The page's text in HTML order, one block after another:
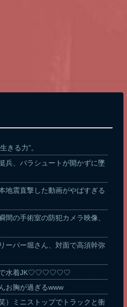
きる力”。
兵、パラシュートが開かずに墜
地震直撃した動画がやばすぎる
間の手術室の防犯カメラ映像、
ーパー堀さん、対面で高須幹弥
で水着JK♡♡♡♡♡♡
お胸が過ぎるwww
）ミニストップでトラックと衝